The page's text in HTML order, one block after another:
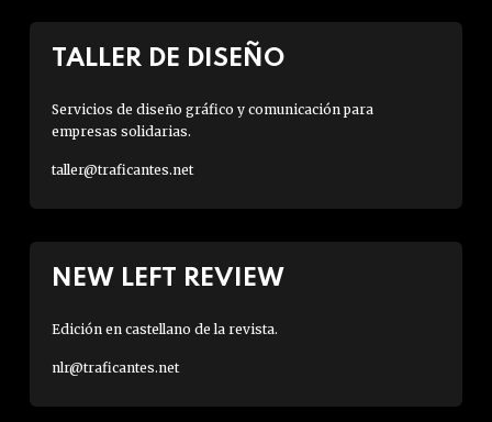
TALLER DE DISEÑO
Servicios de diseño gráfico y comunicación para
empresas solidarias.
taller@traficantes.net
NEW LEFT REVIEW
Edición en castellano de la revista.
nlr@traficantes.net